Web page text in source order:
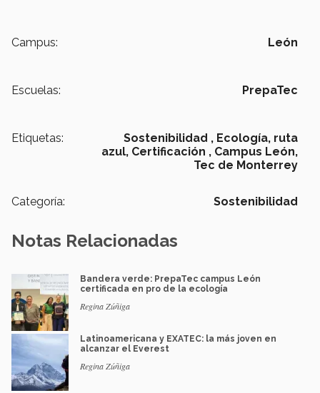
Campus: León
Escuelas: PrepaTec
Etiquetas: Sostenibilidad , Ecología, ruta
azul, Certificación , Campus León,
Tec de Monterrey
Categoría: Sostenibilidad
Notas Relacionadas
Bandera verde: PrepaTec campus León
certificada en pro de la ecología
Regina Zúñiga
Latinoamericana y EXATEC: la más joven en
alcanzar el Everest
Regina Zúñiga